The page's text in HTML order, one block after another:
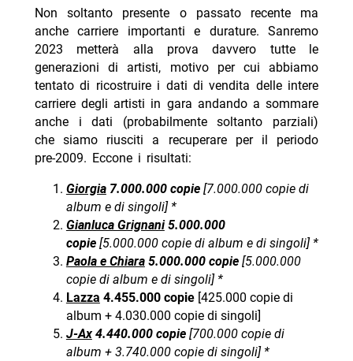
Non soltanto presente o passato recente ma
anche carriere importanti e durature. Sanremo
2023 metterà alla prova davvero tutte le
generazioni di artisti, motivo per cui abbiamo
tentato di ricostruire i dati di vendita delle intere
carriere degli artisti in gara andando a sommare
anche i dati (probabilmente soltanto parziali)
che siamo riusciti a recuperare per il periodo
pre-2009. Eccone i risultati:
Giorgia7.000.000 copie[7.000.000 copie di
album e di singoli] *
Gianluca Grignani5.000.000
copie [5.000.000 copie di album e di singoli] *
Paola e Chiara5.000.000 copie[5.000.000
copie di album e di singoli] *
Lazza 4.455.000 copie [425.000 copie di
album + 4.030.000 copie di singoli]
J-Ax4.440.000 copie [700.000 copie di
album + 3.740.000 copie di singoli] *